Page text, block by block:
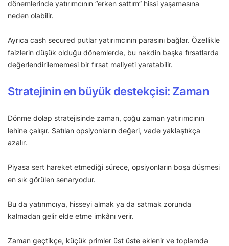
dönemlerinde yatırımcının “erken sattım” hissi yaşamasına
neden olabilir.
Ayrıca cash secured putlar yatırımcının parasını bağlar. Özellikle
faizlerin düşük olduğu dönemlerde, bu nakdin başka fırsatlarda
değerlendirilememesi bir fırsat maliyeti yaratabilir.
Stratejinin en büyük destekçisi: Zaman
Dönme dolap stratejisinde zaman, çoğu zaman yatırımcının
lehine çalışır. Satılan opsiyonların değeri, vade yaklaştıkça
azalır.
Piyasa sert hareket etmediği sürece, opsiyonların boşa düşmesi
en sık görülen senaryodur.
Bu da yatırımcıya, hisseyi almak ya da satmak zorunda
kalmadan gelir elde etme imkânı verir.
Zaman geçtikçe, küçük primler üst üste eklenir ve toplamda